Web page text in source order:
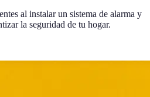
al instalar un sistema de alarma y
la seguridad de tu hogar.